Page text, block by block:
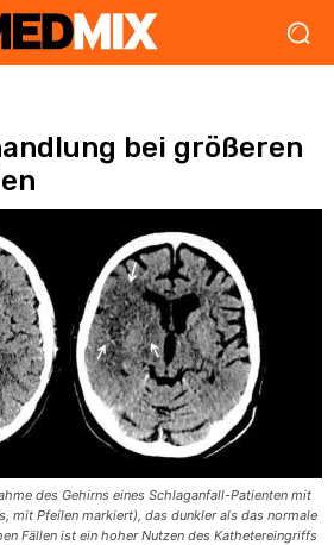
bei größeren
des Gehirns eines Schlaganfall-Patienten mit
mit Pfeilen markiert), das dunkler als das normale
Fällen ist ein hoher Nutzen des Kathetereingriffs